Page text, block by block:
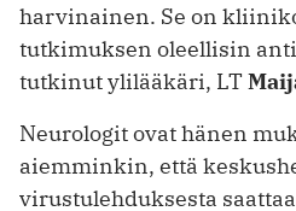
harvinainen. Se on
tutkimuksen oleellisin
tutkinut ylilääkäri, LT
Neurologit ovat hänen
aiemminkin, että
virustulehduksesta